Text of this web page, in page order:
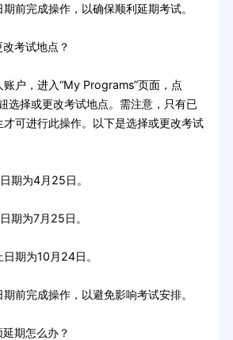
完成操作，以确保顺利延期考试。
考试地点？
户，进入“My Programs”页面，点
选择或更改考试地点。需注意，只有已
可进行此操作。以下是选择或更改考试
为4月25日。
为7月25日。
期为10月24日。
完成操作，以避免影响考试安排。
期怎么办？